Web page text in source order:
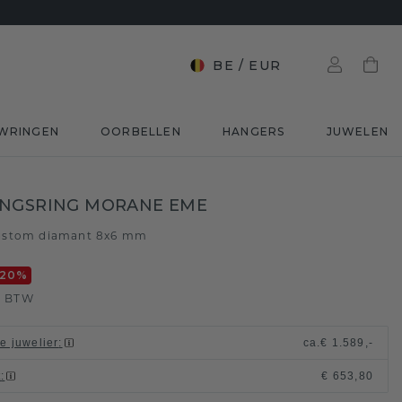
BE / EUR
OORBELLEN HANGERS JUWELEN
MORANE EME
diamant 8x6 mm
%
BTW
juwelier: ca.€ 1.589,-
: € 653,80